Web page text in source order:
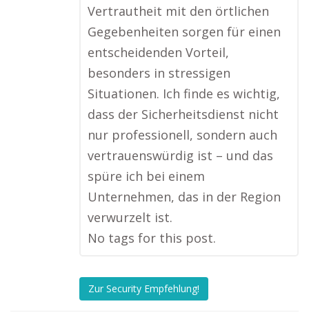
Vertrautheit mit den örtlichen
Gegebenheiten sorgen für einen
entscheidenden Vorteil,
besonders in stressigen
Situationen. Ich finde es wichtig,
dass der Sicherheitsdienst nicht
nur professionell, sondern auch
vertrauenswürdig ist – und das
spüre ich bei einem
Unternehmen, das in der Region
verwurzelt ist.
No tags for this post.
Zur Security Empfehlung!